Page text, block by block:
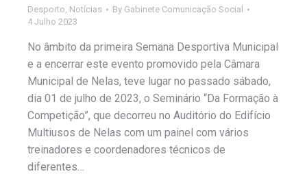
Desporto Notícias By Gabinete Comunicação Social
4 Julho 2023
No âmbito da primeira Semana Desportiva Municipal
e a encerrar este evento promovido pela Câmara
Municipal de Nelas, teve lugar no passado sábado,
dia 01 de julho de 2023, o Seminário “Da Formação à
Competição”, que decorreu no Auditório do Edifício
Multiusos de Nelas com um painel com vários
treinadores e coordenadores técnicos de
diferentes…